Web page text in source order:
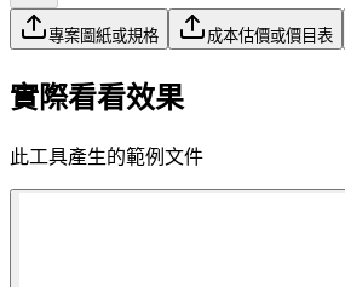
專案圖紙或規格 成本估價或價目表
實際看看效果
此工具產生的範例文件